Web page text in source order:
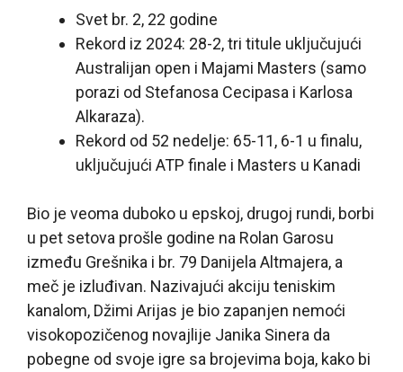
Svet br. 2, 22 godine
Rekord iz 2024: 28-2, tri titule uključujući
Australijan open i Majami Masters (samo
porazi od Stefanosa Cecipasa i Karlosa
Alkaraza).
Rekord od 52 nedelje: 65-11, 6-1 u finalu,
uključujući ATP finale i Masters u Kanadi
Bio je veoma duboko u epskoj, drugoj rundi, borbi
u pet setova prošle godine na Rolan Garosu
između Grešnika i br. 79 Danijela Altmajera, a
meč je izluđivan. Nazivajući akciju teniskim
kanalom, Džimi Arijas je bio zapanjen nemoći
visokopozičenog novajlije Janika Sinera da
pobegne od svoje igre sa brojevima boja, kako bi